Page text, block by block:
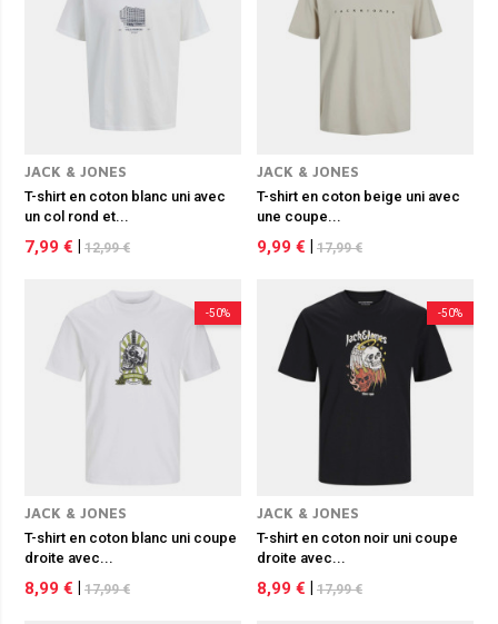
JACK & JONES
T-shirt en coton blanc uni avec
un col rond et...
7,99 € 12,99 €
JACK & JONES
T-shirt en coton beige uni avec
une coupe...
9,99 € 17,99 €
-50%
JACK & JONES
T-shirt en coton blanc uni coupe
droite avec...
8,99 € 17,99 €
-50%
JACK & JONES
T-shirt en coton noir uni coupe
droite avec...
8,99 € 17,99 €